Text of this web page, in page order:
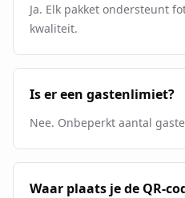
Ja. Elk pakket ondersteunt
kwaliteit.
Is er een gastenlimiet?
Nee. Onbeperkt aantal
Waar plaats je de QR-